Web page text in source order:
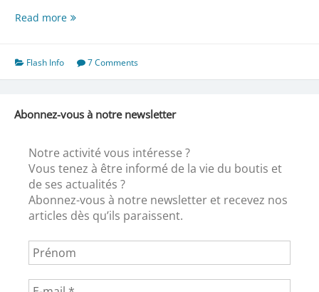
Read moreIl
fois…
Flash Info 7 Comments
Abonnez-vous à notre newsletter
Notre activité vous intéresse ?
Vous tenez à être informé de la vie du boutis et
de ses actualités ?
Abonnez-vous à notre newsletter et recevez nos
articles dès qu’ils paraissent.